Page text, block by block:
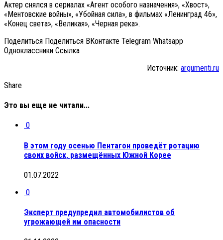
Актер снялся в сериалах «Агент особого назначения», «Хвост»,
«Ментовские войны», «Убойная сила», в фильмах «Ленинград 46»,
«Конец света», «Великая», «Черная река».
Поделиться Поделиться ВКонтакте Telegram Whatsapp
Одноклассники Cсылка
Источник: argumenti.ru
Share
Это вы еще не читали...
0
В этом году осенью Пентагон проведёт ротацию
своих войск, размещённых Южной Корее
01.07.2022
0
Эксперт предупредил автомобилистов об
угрожающей им опасности